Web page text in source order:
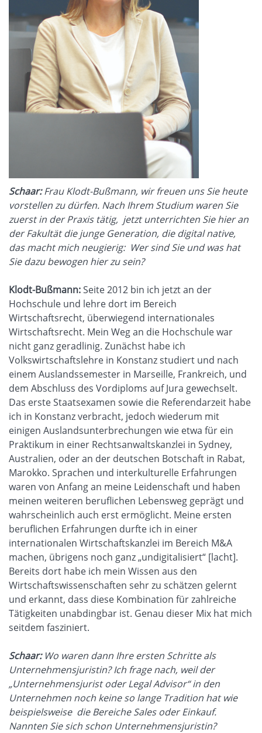
Schaar:Frau Klodt-Bußmann, wir freuen uns Sie heute
vorstellen zu dürfen. Nach Ihrem Studium waren Sie
zuerst in der Praxis tätig, jetzt unterrichten Sie hier an
der Fakultät die junge Generation, die digital native,
das macht mich neugierig: Wer sind Sie und was hat
Sie dazu bewogen hier zu sein?
Klodt-Bußmann:Seite 2012 bin ich jetzt an der
Hochschule und lehre dort im Bereich
Wirtschaftsrecht, überwiegend internationales
Wirtschaftsrecht. Mein Weg an die Hochschule war
nicht ganz geradlinig. Zunächst habe ich
Volkswirtschaftslehre in Konstanz studiert und nach
einem Auslandssemester in Marseille, Frankreich, und
dem Abschluss des Vordiploms auf Jura gewechselt.
Das erste Staatsexamen sowie die Referendarzeit habe
ich in Konstanz verbracht, jedoch wiederum mit
einigen Auslandsunterbrechungen wie etwa für ein
Praktikum in einer Rechtsanwaltskanzlei in Sydney,
Australien, oder an der deutschen Botschaft in Rabat,
Marokko. Sprachen und interkulturelle Erfahrungen
waren von Anfang an meine Leidenschaft und haben
meinen weiteren beruflichen Lebensweg geprägt und
wahrscheinlich auch erst ermöglicht. Meine ersten
beruflichen Erfahrungen durfte ich in einer
internationalen Wirtschaftskanzlei im Bereich M&A
machen, übrigens noch ganz „undigitalisiert“ [lacht].
Bereits dort habe ich mein Wissen aus den
Wirtschaftswissenschaften sehr zu schätzen gelernt
und erkannt, dass diese Kombination für zahlreiche
Tätigkeiten unabdingbar ist. Genau dieser Mix hat mich
seitdem fasziniert.
Schaar:Wo waren dann Ihre ersten Schritte als
Unternehmensjuristin? Ich frage nach, weil der
„Unternehmensjurist oder Legal Advisor“ in den
Unternehmen noch keine so lange Tradition hat wie
beispielsweise die Bereiche Sales oder Einkauf.
Nannten Sie sich schon Unternehmensjuristin?